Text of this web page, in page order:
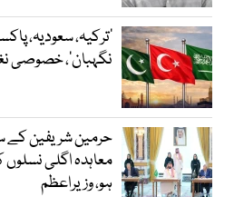
‘ترکیہ، سعودیہ،
نگہبان’، خصوصی
حرمین شریفین کے
معاہدہ اگلی
ہو، وزیراعظم